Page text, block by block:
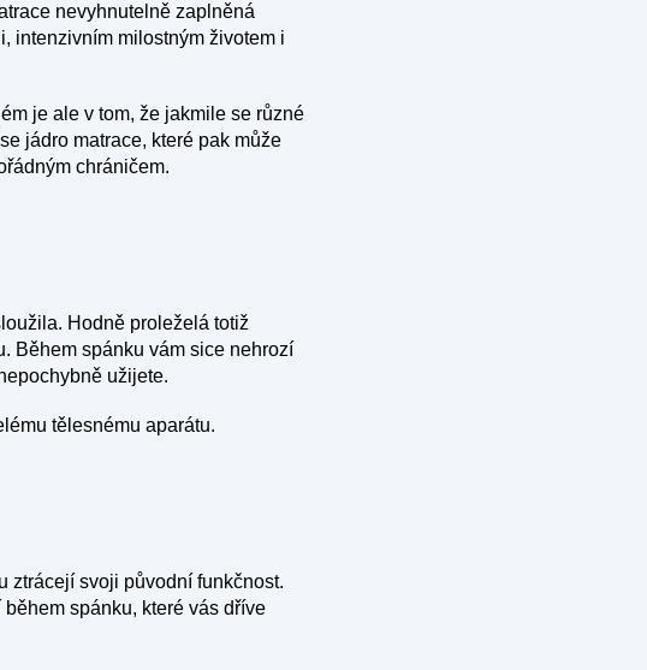
nevyhnutelně zaplněná
intenzivním milostným životem i
je ale v tom, že jakmile se různé
jádro matrace, které pak může
chráničem.
Hodně proleželá totiž
Během spánku vám sice nehrozí
užijete.
tělesnému aparátu.
ztrácejí svoji původní funkčnost.
spánku, které vás dříve